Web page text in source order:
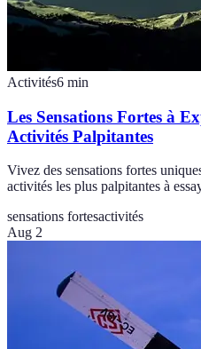
Activités6 min
Les Sensations Fortes à
Activités Palpitantes
Vivez des sensations fortes
activités les plus palpitantes à
sensations fortesactivités
Aug 2